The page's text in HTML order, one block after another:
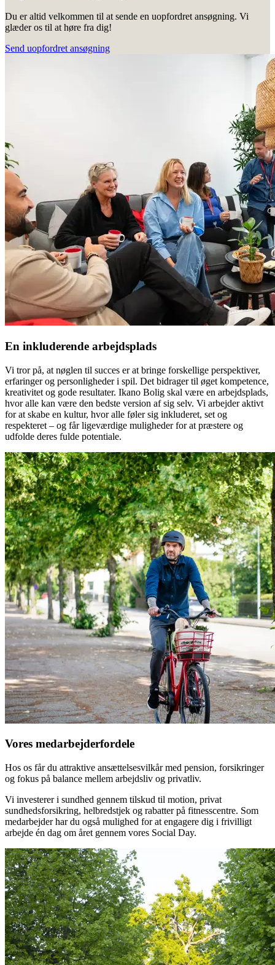
Du er altid velkommen til at sende en uopfordret ansøgning. Vi
glæder os til at høre fra dig!
Send uopfordret ansøgning
En inkluderende arbejdsplads
Vi tror på, at nøglen til succes er at bringe forskellige perspektiver,
erfaringer og personligheder i spil. Det bidrager til øget kompetence,
kreativitet og gode resultater. Ikano Bolig skal være en arbejdsplads,
hvor alle kan være den bedste version af sig selv. Vi arbejder aktivt
for at skabe en kultur, hvor alle føler sig inkluderet, set og
respekteret – og får ligeværdige muligheder for at præstere og
udfolde deres fulde potentiale.
Vores medarbejderfordele
Hos os får du attraktive ansættelsesvilkår med pension, forsikringer
og fokus på balance mellem arbejdsliv og privatliv.
Vi investerer i sundhed gennem tilskud til motion, privat
sundhedsforsikring, helbredstjek og rabatter på fitnesscentre. Som
medarbejder har du også mulighed for at engagere dig i frivilligt
arbejde én dag om året gennem vores Social Day.